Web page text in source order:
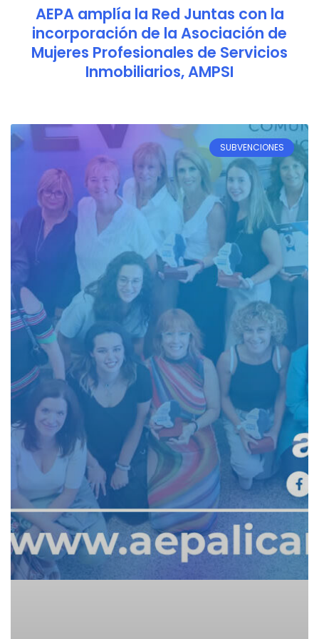
AEPA amplía la Red Juntas con la
incorporación de la Asociación de
Mujeres Profesionales de Servicios
Inmobiliarios, AMPSI
SUBVENCIONES